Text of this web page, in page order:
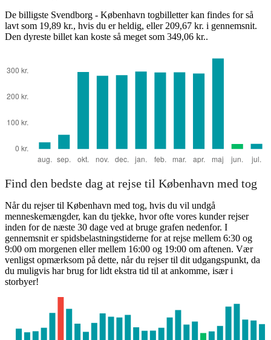
De billigste Svendborg - København togbilletter kan findes for så
lavt som 19,89 kr., hvis du er heldig, eller 209,67 kr. i gennemsnit.
Den dyreste billet kan koste så meget som 349,06 kr..
Find den bedste dag at rejse til København med tog
Når du rejser til København med tog, hvis du vil undgå
menneskemængder, kan du tjekke, hvor ofte vores kunder rejser
inden for de næste 30 dage ved at bruge grafen nedenfor. I
gennemsnit er spidsbelastningstiderne for at rejse mellem 6:30 og
9:00 om morgenen eller mellem 16:00 og 19:00 om aftenen. Vær
venligst opmærksom på dette, når du rejser til dit udgangspunkt, da
du muligvis har brug for lidt ekstra tid til at ankomme, især i
storbyer!